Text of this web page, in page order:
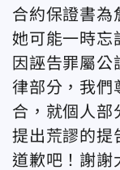
合約保證書為
她可能一時忘
因誣告罪屬公
律部分，我們
合，就個人部
提出荒謬的提
道歉吧！謝謝